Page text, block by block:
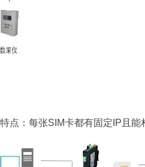
特点：每张SIM卡都有固定IP且